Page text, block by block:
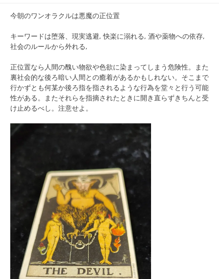
今朝のワンオラクルは悪魔の正位置
キーワードは堕落、現実逃避, 快楽に溺れる, 酒や薬物への依存,
社会のルールから外れる,
正位置なら人間の醜い物欲や色欲に染まってしまう危険性。また
裏社会的な後ろ暗い人間との癒着があるかもしれない。そこまで
行かずとも何某か後ろ指を指されるような行為を堂々と行う可能
性がある。またそれらを指摘されたときに開き直らずきちんと受
け止めるべし。注意せよ。